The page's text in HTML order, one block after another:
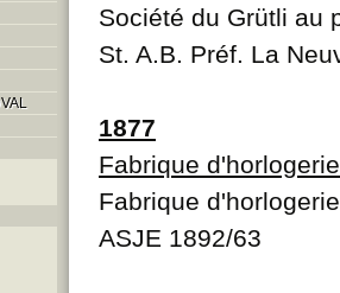
Société du Grütli au
St. A.B. Préf. La
1877
Fabrique d'horlogerie
Fabrique d'horlogerie
ASJE 1892/63